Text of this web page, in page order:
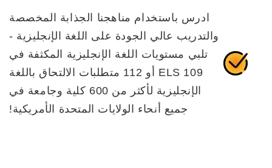
ادرس باستخدام مناهجنا الجذابة المخصصة
والتدريب عالي الجودة على اللغة الإنجليزية -
تلبي مستويات اللغة الإنجليزية المكثفة في
ELS 109 أو 112 متطلبات الالتحاق باللغة
الإنجليزية لأكثر من 600 كلية وجامعة في
جميع أنحاء الولايات المتحدة الأمريكية!